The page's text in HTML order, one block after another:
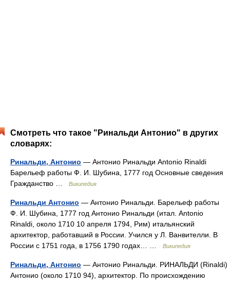
Смотреть что такое "Ринальди Антонио" в других
словарях:
Ринальди, Антонио — Антонио Ринальди Antonio Rinaldi
Барельеф работы Ф. И. Шубина, 1777 год Основные сведения
Гражданство …
Википедия
Ринальди Антонио — Антонио Ринальди. Барельеф работы
Ф. И. Шубина, 1777 год Антонио Ринальди (итал. Antonio
Rinaldi, около 1710 10 апреля 1794, Рим) итальянский
архитектор, работавший в России. Учился у Л. Ванвителли. В
России с 1751 года, в 1756 1790 годах… …
Википедия
Ринальди, Антонио — Антонио Ринальди. РИНАЛЬДИ (Rinaldi)
Антонио (около 1710 94), архитектор. По происхождению